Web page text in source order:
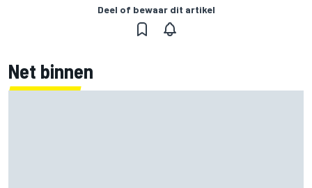
Deel of bewaar dit artikel
Net binnen